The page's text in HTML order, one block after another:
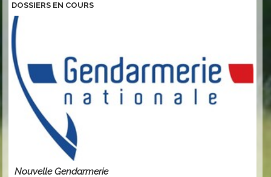
DOSSIERS EN COURS
Nouvelle Gendarmerie